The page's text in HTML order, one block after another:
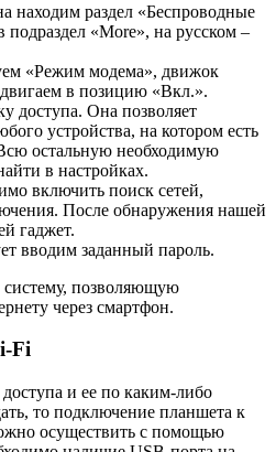
находим раздел «Беспроводные
подраздел «More», на русском –
«Режим модема», движок
в позицию «Вкл.».
доступа. Она позволяет
устройства, на котором есть
остальную необходимую
в настройках.
включить поиск сетей,
После обнаружения нашей
гаджет.
вводим заданный пароль.
позволяющую
через смартфон.
Fi
и ее по каким-либо
то подключение планшета к
осуществить с помощью